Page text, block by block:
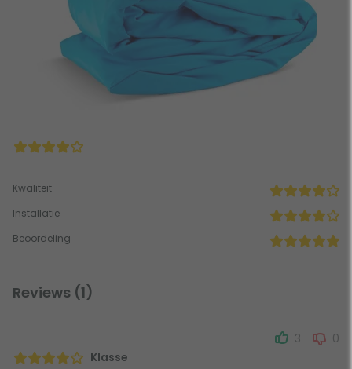
Kwaliteit
Installatie
Beoordeling
Reviews (1)
Klasse
3 0